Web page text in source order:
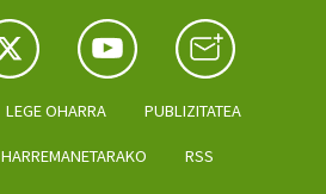
LEGE OHARRA PUBLIZITATEA
HARREMANETARAKO RSS